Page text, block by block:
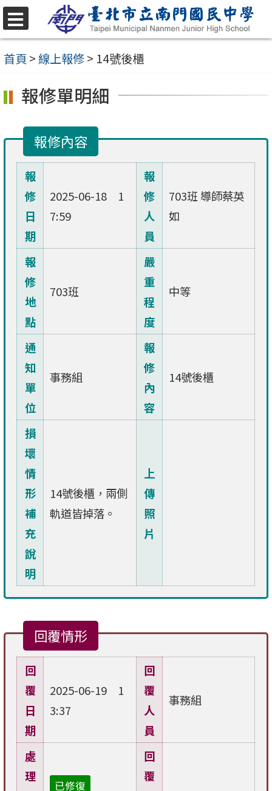
跳
至
主
內
區
選
單
首頁 >線上報修> 14號後櫃
報修單明細
報修內容
報
修
日
期
2025-06-18 1
7:59
報
修
人
員
703班 導師蔡英
如
報
修
地
點
703班
嚴
重
程
度
中等
通
知
單
位
事務組
報
修
內
容
14號後櫃
損
壞
情
形
補
充
說
明
14號後櫃，兩側
軌道皆掉落。
上
傳
照
片
回覆情形
回
覆
日
期
2025-06-19 1
3:37
回
覆
人
員
事務組
處
理
已修復
回
覆